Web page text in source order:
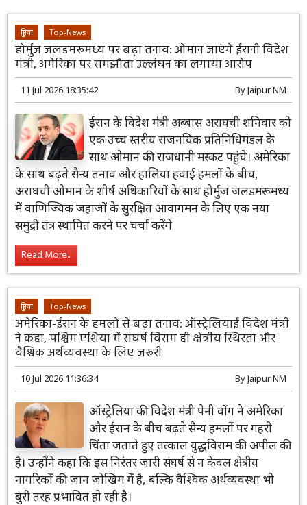
दुनिया Top-News
होर्मुज जलडमरूमध्य पर बढ़ा तनाव: ओमान जाएंगे ईरानी विदेश
मंत्री, अमेरिका पर समझौता उल्लंघन का लगाया आरोप
11 Jul 2026 18:35:42 ByJaipur NM
ईरान के विदेश मंत्री अब्बास अराघची शनिवार को
एक उच्च स्तरीय राजनयिक प्रतिनिधिमंडल के
साथ ओमान की राजधानी मस्कट पहुंचे। अमेरिका
के साथ बढ़ते सैन्य तनाव और हालिया हवाई हमलों के बीच,
अराघची ओमान के शीर्ष अधिकारियों के साथ होर्मुज जलडमरूमध्य
में वाणिज्यिक जहाजों के सुरक्षित आवागमन के लिए एक नया
समुद्री तंत्र स्थापित करने पर चर्चा करेंगे
Read More...
दुनिया Top-News
अमेरिका-ईरान के हमलों से बढ़ा तनाव: ऑस्ट्रेलियाई विदेश मंत्री
ने कहा, पश्चिम एशिया में संघर्ष विराम ही क्षेत्रीय स्थिरता और
वैश्विक अर्थव्यवस्था के लिए जरूरी
10 Jul 2026 11:36:34 ByJaipur NM
ऑस्ट्रेलिया की विदेश मंत्री पेनी वोंग ने अमेरिका
और ईरान के बीच बढ़ते सैन्य हमलों पर गहरी
चिंता जताते हुए तत्काल युद्धविराम की अपील की
है। उन्होंने कहा कि इस निरंतर जारी संघर्ष से न केवल क्षेत्रीय
नागरिकों की जान जोखिम में है, बल्कि वैश्विक अर्थव्यवस्था भी
बुरी तरह प्रभावित हो रही है।